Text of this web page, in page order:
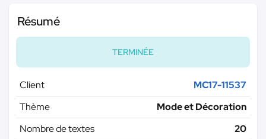
Résumé
TERMINÉE
Client
MC17-11537
Thème
Mode et Décoration
Nombre de textes
20